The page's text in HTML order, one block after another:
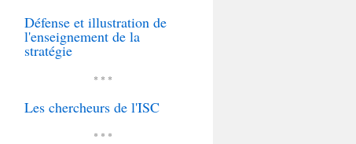
Défense et illustration de
l'enseignement de la
stratégie
* * *
Les chercheurs de l'ISC
* * *